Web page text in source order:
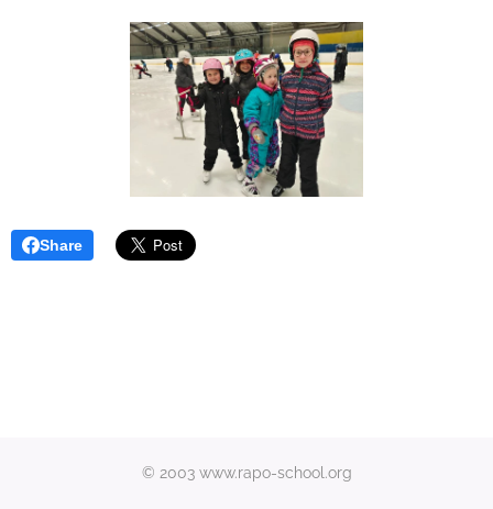
Share
© 2003 www.rapo-school.org